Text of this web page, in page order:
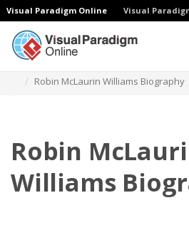
Visual Paradigm Online Visual
Robin McLaurin Williams Biography
Robin
Williams